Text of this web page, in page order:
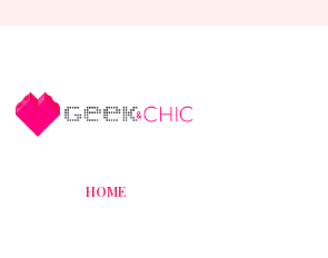
HOME